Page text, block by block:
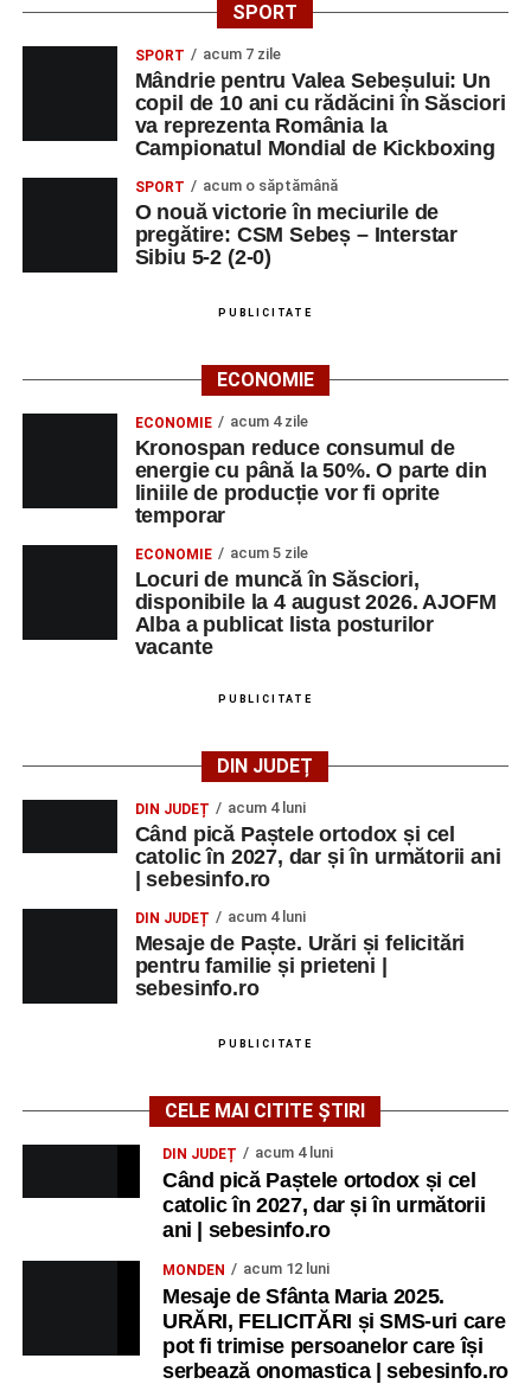
SPORT
SPORT acum 7 zile
Mândrie pentru Valea Sebeșului: Un
copil de 10 ani cu rădăcini în Săsciori
va reprezenta România la
Campionatul Mondial de Kickboxing
SPORT acum o săptămână
O nouă victorie în meciurile de
pregătire: CSM Sebeș – Interstar
Sibiu 5-2 (2-0)
PUBLICITATE
ECONOMIE
ECONOMIE acum 4 zile
Kronospan reduce consumul de
energie cu până la 50%. O parte din
liniile de producție vor fi oprite
temporar
ECONOMIE acum 5 zile
Locuri de muncă în Săsciori,
disponibile la 4 august 2026. AJOFM
Alba a publicat lista posturilor
vacante
PUBLICITATE
DIN JUDEȚ
DIN JUDEȚ acum 4 luni
Când pică Paștele ortodox și cel
catolic în 2027, dar și în următorii ani
| sebesinfo.ro
DIN JUDEȚ acum 4 luni
Mesaje de Paște. Urări și felicitări
pentru familie și prieteni |
sebesinfo.ro
PUBLICITATE
CELE MAI CITITE ȘTIRI
DIN JUDEȚ acum 4 luni
Când pică Paștele ortodox și cel
catolic în 2027, dar și în următorii
ani | sebesinfo.ro
MONDEN acum 12 luni
Mesaje de Sfânta Maria 2025.
URĂRI, FELICITĂRI și SMS-uri care
pot fi trimise persoanelor care își
serbează onomastica | sebesinfo.ro